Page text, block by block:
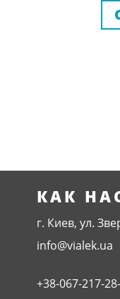
КАК
г. Киев, ул.
info@vialek.ua
+38-067-217-